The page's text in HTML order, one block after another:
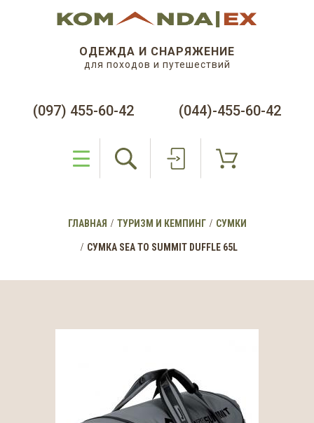
ОДЕЖДА И СНАРЯЖЕНИЕ
для походов и путешествий
(097) 455-60-42 (044)-455-60-42
ГЛАВНАЯ ТУРИЗМ И КЕМПИНГ СУМКИ
СУМКА SEA TO SUMMIT DUFFLE 65L